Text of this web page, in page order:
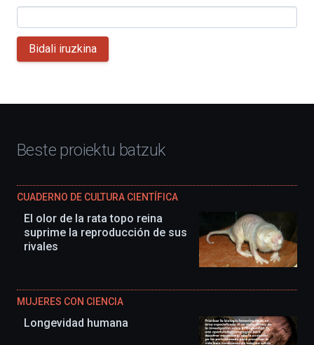
Bidali iruzkina
Beste proiektu batzuk
CUADERNO DE CULTURA CIENTÍFICA
El olor de la rata topo reina
suprime la reproducción de sus
rivales
MUJERES CON CIENCIA
Longevidad humana